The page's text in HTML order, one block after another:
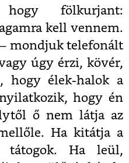
fölkurjant:
kell vennem.
mondjuk telefonált
úgy érzi, kövér,
hogy élek-halok a
hogy én
ő nem látja az
Ha kitátja a
tátogok. Ha leül,